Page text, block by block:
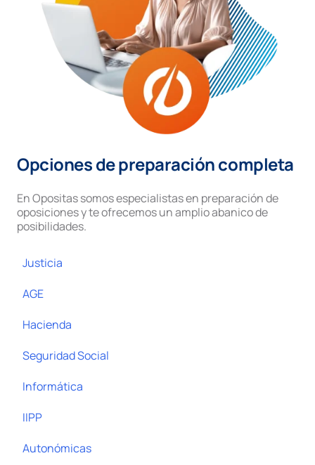
Opciones de preparación completa
En Opositas somos especialistas en preparación de
oposiciones y te ofrecemos un amplio abanico de
posibilidades.
Justicia
AGE
Hacienda
Seguridad Social
Informática
IIPP
Autonómicas